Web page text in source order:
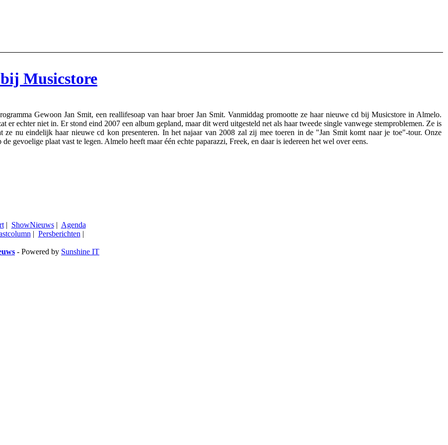
Musicstore
Gewoon Jan Smit, een reallifesoap van haar broer Jan Smit. Vanmiddag promootte ze haar nieuwe cd bij Musicstore in Almelo.
er echter niet in. Er stond eind 2007 een album gepland, maar dit werd uitgesteld net als haar tweede single vanwege stemproblemen. Ze is
ze nu eindelijk haar nieuwe cd kon presenteren. In het najaar van 2008 zal zij mee toeren in de "Jan Smit komt naar je toe"-tour. Onze
gevoelige plaat vast te legen. Almelo heeft maar één echte paparazzi, Freek, en daar is iedereen het wel over eens.
| ShowNieuws| Agenda
| Persberichten|
- Powered by Sunshine IT